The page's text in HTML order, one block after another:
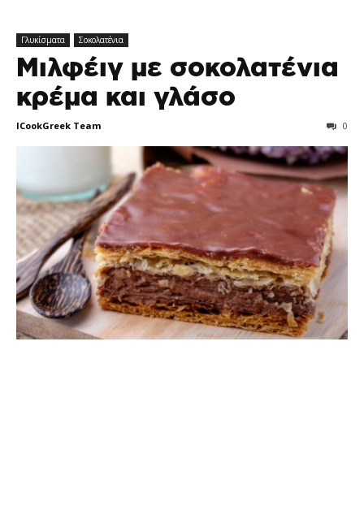
Γλυκίσματα Σοκολατένια
Μιλφέιγ με σοκολατένια
κρέμα και γλάσο
ICookGreek Team 0